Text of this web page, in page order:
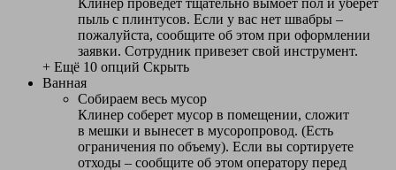
пыль с плинтусов. Если у вас нет швабры –
пожалуйста, сообщите об этом при оформлении
заявки. Сотрудник привезет свой инструмент.
+ Ещё 10 опций Скрыть
Ванная
Собираем весь мусор
Клинер соберет мусор в помещении, сложит
в мешки и вынесет в мусоропровод. (Есть
ограничения по объему). Если вы сортируете
отходы – сообщите об этом оператору перед